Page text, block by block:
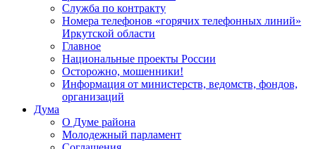
Служба по контракту
Номера телефонов «горячих телефонных линий»
Иркутской области
Главное
Национальные проекты России
Осторожно, мошенники!
Информация от министерств, ведомств, фондов,
организаций
Дума
О Думе района
Молодежный парламент